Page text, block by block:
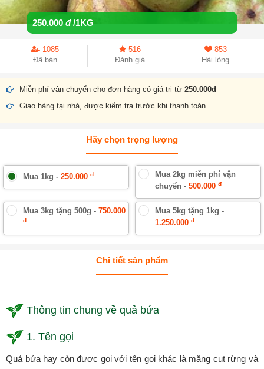
250.000 đ /1KG
1085
Đã bán
516
Đánh giá
853
Hài lòng
Miễn phí vận chuyển cho đơn hàng có giá trị từ 250.000đ
Giao hàng tại nhà, được kiểm tra trước khi thanh toán
Hãy chọn trọng lượng
Mua 1kg - 250.000 đ
Mua 2kg miễn phí vận
chuyển - 500.000 đ
Mua 3kg tặng 500g - 750.000
đ
Mua 5kg tặng 1kg -
1.250.000 đ
Chi tiết sản phẩm
Thông tin chung về quả bứa
1. Tên gọi
Quả bứa hay còn được gọi với tên gọi khác là măng cụt rừng và